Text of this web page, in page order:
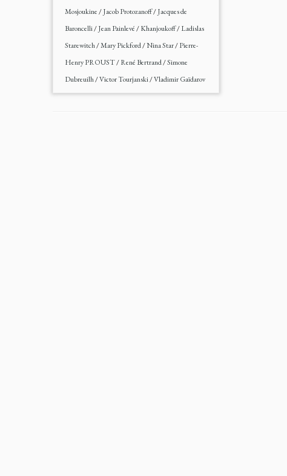
Mosjoukine/Jacob Protozanoff/Jacques de
Baroncelli/Jean Painlevé/Khanjoukoff/Ladislas
Starewitch/Mary Pickford/Nina Star/Pierre-
Henry PROUST/René Bertrand/Simone
Dubreuilh/Victor Tourjanski/Vladimir Gaïdarov